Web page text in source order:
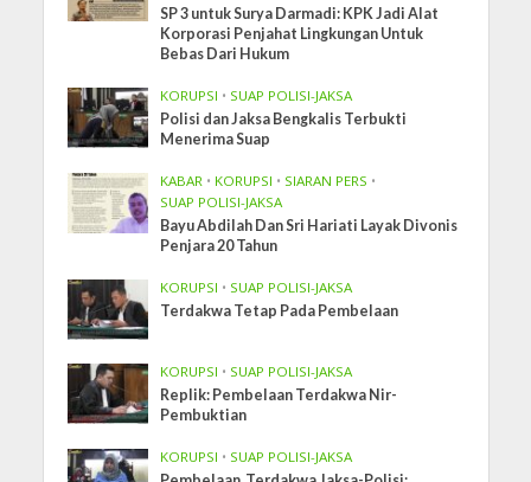
SP 3 untuk Surya Darmadi: KPK Jadi Alat
Korporasi Penjahat Lingkungan Untuk
Bebas Dari Hukum
KORUPSI • SUAP POLISI-JAKSA
Polisi dan Jaksa Bengkalis Terbukti
Menerima Suap
KABAR • KORUPSI • SIARAN PERS •
SUAP POLISI-JAKSA
Bayu Abdilah Dan Sri Hariati Layak Divonis
Penjara 20 Tahun
KORUPSI • SUAP POLISI-JAKSA
Terdakwa Tetap Pada Pembelaan
KORUPSI • SUAP POLISI-JAKSA
Replik: Pembelaan Terdakwa Nir-
Pembuktian
KORUPSI • SUAP POLISI-JAKSA